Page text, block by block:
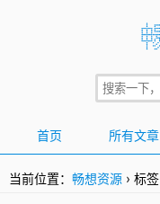
首页 所有文章
当前位置： 畅想资源 › 标签